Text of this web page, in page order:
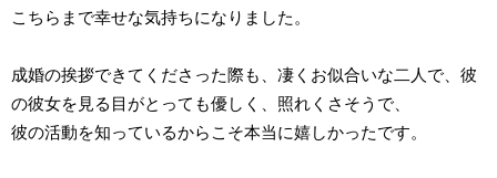
こちらまで幸せな気持ちになりました。
成婚の挨拶できてくださった際も、凄くお似合いな二人で、彼
の彼女を見る目がとっても優しく、照れくさそうで、
彼の活動を知っているからこそ本当に嬉しかったです。